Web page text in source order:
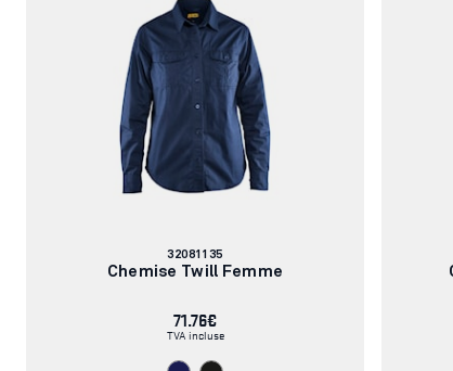
Numéro
d'article:
32081135
Chemise Twill Femme
71.76€
TVA incluse